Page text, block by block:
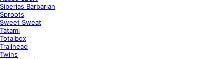
Siberias Barbarian
Sproots
Sweet Sweat
Tatami
Totalbox
Trailhead
Twins